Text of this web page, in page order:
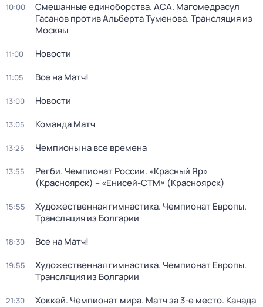
10:00
Смешанные единоборства. ACA. Магомедрасул
Гасанов против Альберта Туменова. Трансляция из
Москвы
11:00 Новости
11:05 Все на Матч!
13:00 Новости
13:05 Команда Матч
13:25 Чемпионы на все времена
13:55
Регби. Чемпионат России. «Красный Яр»
(Красноярск) – «Енисей-СТМ» (Красноярск)
15:55
Художественная гимнастика. Чемпионат Европы.
Трансляция из Болгарии
18:30 Все на Матч!
19:55
Художественная гимнастика. Чемпионат Европы.
Трансляция из Болгарии
21:30
Хоккей. Чемпионат мира. Матч за 3-е место. Канада